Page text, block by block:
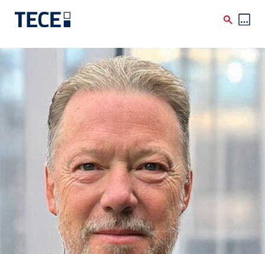
Skip to main content